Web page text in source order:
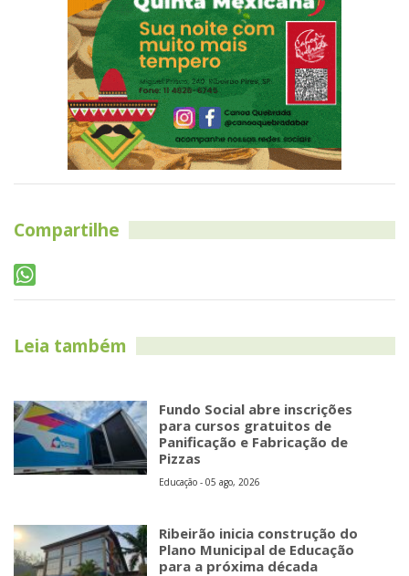
Compartilhe
Leia também
Fundo Social abre inscrições
para cursos gratuitos de
Panificação e Fabricação de
Pizzas
Educação - 05 ago, 2026
Ribeirão inicia construção do
Plano Municipal de Educação
para a próxima década